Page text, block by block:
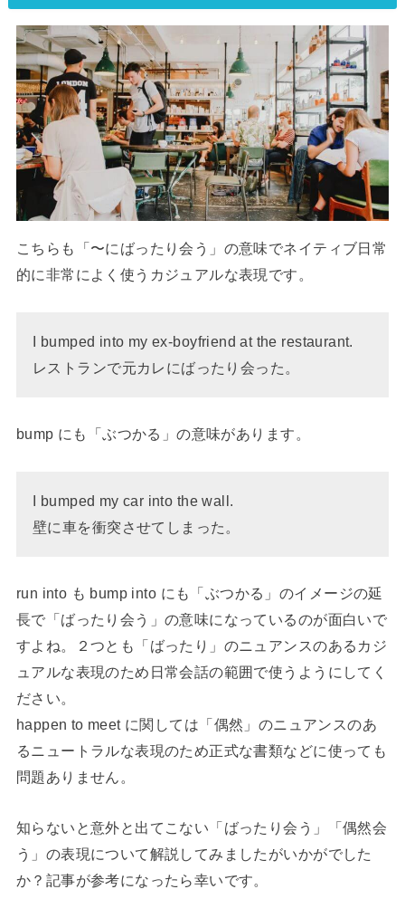
こちらも「〜にばったり会う」の意味でネイティブ日常
的に非常によく使うカジュアルな表現です。
I bumped into my ex-boyfriend at the restaurant.
レストランで元カレにばったり会った。
bump にも「ぶつかる」の意味があります。
I bumped my car into the wall.
壁に車を衝突させてしまった。
run into も bump into にも「ぶつかる」のイメージの延
長で「ばったり会う」の意味になっているのが面白いで
すよね。２つとも「ばったり」のニュアンスのあるカジ
ュアルな表現のため日常会話の範囲で使うようにしてく
ださい。
happen to meet に関しては「偶然」のニュアンスのあ
るニュートラルな表現のため正式な書類などに使っても
問題ありません。
知らないと意外と出てこない「ばったり会う」「偶然会
う」の表現について解説してみましたがいかがでした
か？記事が参考になったら幸いです。